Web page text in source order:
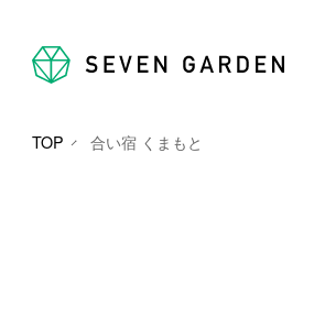
TOP 合い宿 くまもと